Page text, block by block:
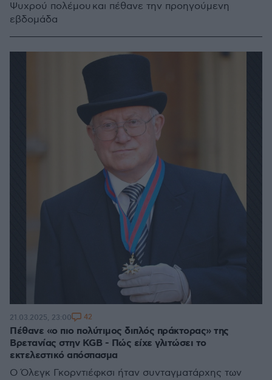
Ψυχρού πολέμου και πέθανε την προηγούμενη
εβδομάδα
Πέθανε «ο πιο πολύτιμος διπλός πράκτορας» της
Βρετανίας στην KGB - Πώς είχε γλιτώσει το
εκτελεστικό απόσπασμα
Ο Όλεγκ Γκορντιέφκσι ήταν συνταγματάρχης των
21.03.2025, 23:00 42